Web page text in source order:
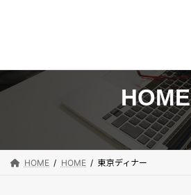
ン
ツ
キ
ー
シ
に
HOME
HOME HOME 東京ディナー